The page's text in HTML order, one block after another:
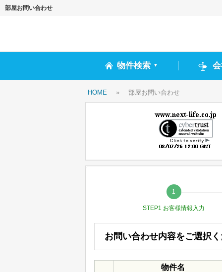
部屋お問い合わせ
物件検索 ▼
HOME » 部屋お問い合わせ
STEP1 お客様情報入力
お問い合わせ内容をご選択
物件名